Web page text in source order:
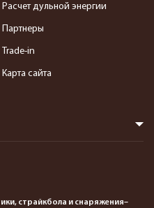
Расчет дульной энергии
Партнеры
Trade-in
Карта сайта
страйкбола и снаряжения–